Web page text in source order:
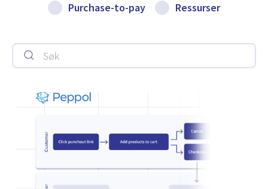
Purchase-to-pay
Ressurser
Søk